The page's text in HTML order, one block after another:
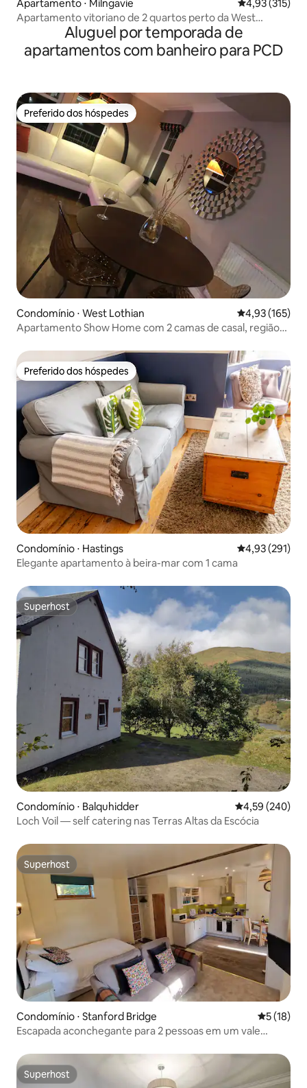
Apartamento ⋅ Milngavie 4,93 de uma
4,93 (315)
Apartamento vitoriano de 2 quartos perto da West
Highland Way, Milngavie
Aluguel por temporada de
apartamentos com banheiro para PCD
Preferido dos hóspedes
Preferido dos hóspedes
Condomínio ⋅ West Lothian 4,93 de uma
4,93 (165)
Apartamento Show Home com 2 camas de casal, região
Preferido dos hóspedes
Preferido dos hóspedes
Condomínio ⋅ Hastings 4,93 de uma
4,93 (291)
Elegante apartamento à beira-mar com 1 cama
Superhost
Superhost
Condomínio ⋅ Balquhidder 4,59 de uma
4,59 (240)
Loch Voil — self catering nas Terras Altas da Escócia
Superhost
Superhost
Condomínio ⋅ Stanford Bridge 5 de uma
5 (18)
Escapada aconchegante para 2 pessoas em um vale
Superhost
Superhost